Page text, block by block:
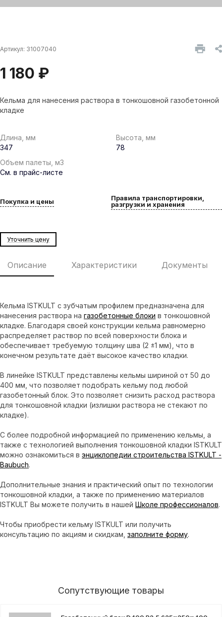
Артикул: 31007040
1 180 ₽
Кельма для нанесения раствора в тонкошовной газобетонной
кладке
Длина, мм
347
Высота, мм
78
Объем палеты, м3
См. в прайс-листе
Покупка и цены
Правила транспортировки,
разгрузки и хранения
Уточнить цену
Описание Характеристики Документы
Кельма ISTKULT с зубчатым профилем предназначена для
нанесения раствора на газобетонные блоки в тонкошовной
кладке. Благодаря своей конструкции кельма равномерно
распределяет раствор по всей поверхности блока и
обеспечивает требуемую толщину шва (2 ±1 мм), что в
конечном результате даёт высокое качество кладки.
В линейке ISTKULT представлены кельмы шириной от 50 до
400 мм, что позволяет подобрать кельму под любой
газобетонный блок. Это позволяет снизить расход раствора
для тонкошовной кладки (излишки раствора не стекают по
кладке).
С более подробной информацией по применению кельмы, а
также с технологией выполнения тонкошовной кладки ISTKULT
можно ознакомиться в энциклопедии строительства ISTKULT -
Baubuch.
Дополнительные знания и практический опыт по технологии
тонкошовной кладки, а также по применению материалов
ISTKULT Вы можете получить в нашей Школе профессионалов.
Чтобы приобрести кельму ISTKULT или получить
консультацию по акциям и скидкам, заполните форму.
Сопутствующие товары